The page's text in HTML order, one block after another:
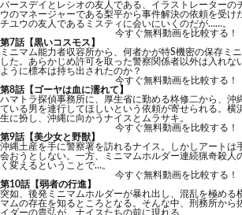
バースデイとレシオの友人である、イラストレーターの
ウのマネージャーである梨平から事件解決の依頼を受け
チユウの友人であるミスティに会いにいくのだが……。
今すぐ無料動画を比較する！
第7話【黒いコスモス】
ミニマム能力者収容所から、何者かが特S機密の保存ミ
した。あらかじめ許可を取った警察関係者以外は入れな
ように標本は持ち出されたのか？
今すぐ無料動画を比較する！
第8話【ゴーヤは血に濡れて】
ハマトラ探偵事務所に、厚生省に勤める柊修二から、沖
ている男を連行してほしいという依頼が寄せられる。横
生に扮し、沖縄に向かうナイスとムラサキ。
今すぐ無料動画を比較する！
第9話【美少女と野獣】
沖縄土産を手に警察署を訪れるナイス。しかしアートは
会おうとしない。一方、ミニマムホルダー連続猟奇殺人
く変えるということで…。
今すぐ無料動画を比較する！
第10話【弱者の行進】
突如、後発ミニマムホルダーが暴れ出し、混乱を極める
マムの存在を知るところとなる。そんな中、刑務所から
イダーの貴弘が、ナイスたちの前に現れる。